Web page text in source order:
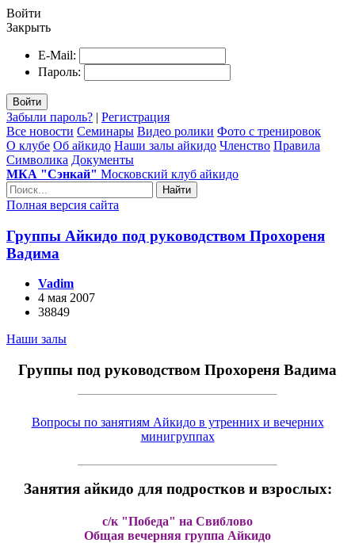
Войти
Закрыть
E-Mail:
Пароль:
Войти
Забыли пароль? | Регистрация
Все новости Семинары Видео ролики Фото с тренировок
О клубе Об айкидо Наши залы айкидо Членство Правила
Символика Документы
МКА "Сэнкай" Московский клуб айкидо
Найти
Полная версия сайта
Группы Айкидо под руководством Прохореня
Вадима
Vadim
4 мая 2007
38849
Наши залы
Группы под руководством Прохореня Вадима
Вопросы по занятиям Айкидо в утренних и вечерних
минигруппах
Занятия айкидо для подростков и взрослых:
с/к "Победа" на Свиблово
Общая вечерняя группа Айкидо